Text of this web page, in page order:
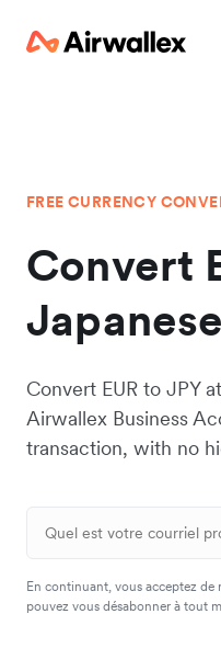
FREE CURRENCY
Convert
Convert EUR to JPY
Airwallex Business
transaction, with no
En continuant, vous acceptez de
pouvez vous désabonner à tout